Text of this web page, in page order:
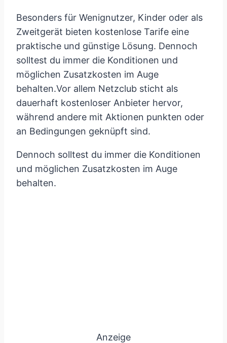
Besonders für Wenignutzer, Kinder oder als
Zweitgerät bieten kostenlose Tarife eine
praktische und günstige Lösung. Dennoch
solltest du immer die Konditionen und
möglichen Zusatzkosten im Auge
behalten.Vor allem Netzclub sticht als
dauerhaft kostenloser Anbieter hervor,
während andere mit Aktionen punkten oder
an Bedingungen geknüpft sind.
Dennoch solltest du immer die Konditionen
und möglichen Zusatzkosten im Auge
behalten.
Anzeige